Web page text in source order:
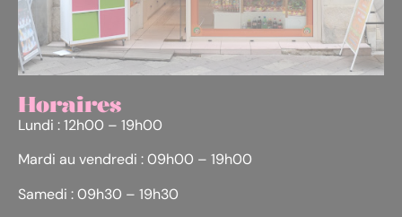
Horaires
Lundi : 12h00 – 19h00
Mardi au vendredi : 09h00 – 19h00
Samedi : 09h30 – 19h30